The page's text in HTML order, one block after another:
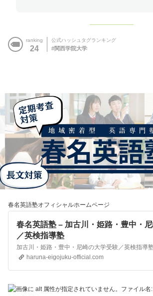
ranking
24
公式ハッシュタグランキング
関西学院大学
春名英語塾オフィシャルホームページ
春名英語塾 – 加古川・姫路・豊中・
／英検指導塾
加古川・姫路・豊中・尼崎の大学受験／英検指導
haruna-eigojuku-official.com